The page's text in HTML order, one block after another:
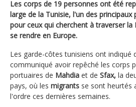
Les corps de 19 personnes ont été
large de la Tunisie, l'un des principaux
pour ceux qui cherchent à traverser
se rendre en Europe.
Les garde-côtes tunisiens ont indiqué
communiqué avoir repêché les corps
portuaires de Mahdia et de Sfax, la
pays, où les migrants se sont heurtés
l'ordre ces dernières semaines.